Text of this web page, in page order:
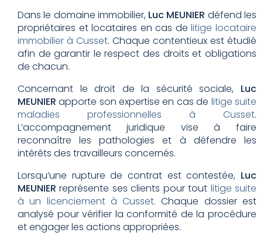
Dans le domaine immobilier, Luc MEUNIER défend les
propriétaires et locataires en cas delitige locataire
immobilier à Cusset. Chaque contentieux est étudié
afin de garantir le respect des droits et obligations
de chacun.
Concernant le droit de la sécurité sociale, Luc
MEUNIER apporte son expertise en cas de litige suite
maladies professionnelles à Cusset.
L’accompagnement juridique vise à faire
reconnaître les pathologies et à défendre les
intérêts des travailleurs concernés.
Lorsqu’une rupture de contrat est contestée, Luc
MEUNIER représente ses clients pour tout litige suite
à un licenciement à Cusset. Chaque dossier est
analysé pour vérifier la conformité de la procédure
et engager les actions appropriées.